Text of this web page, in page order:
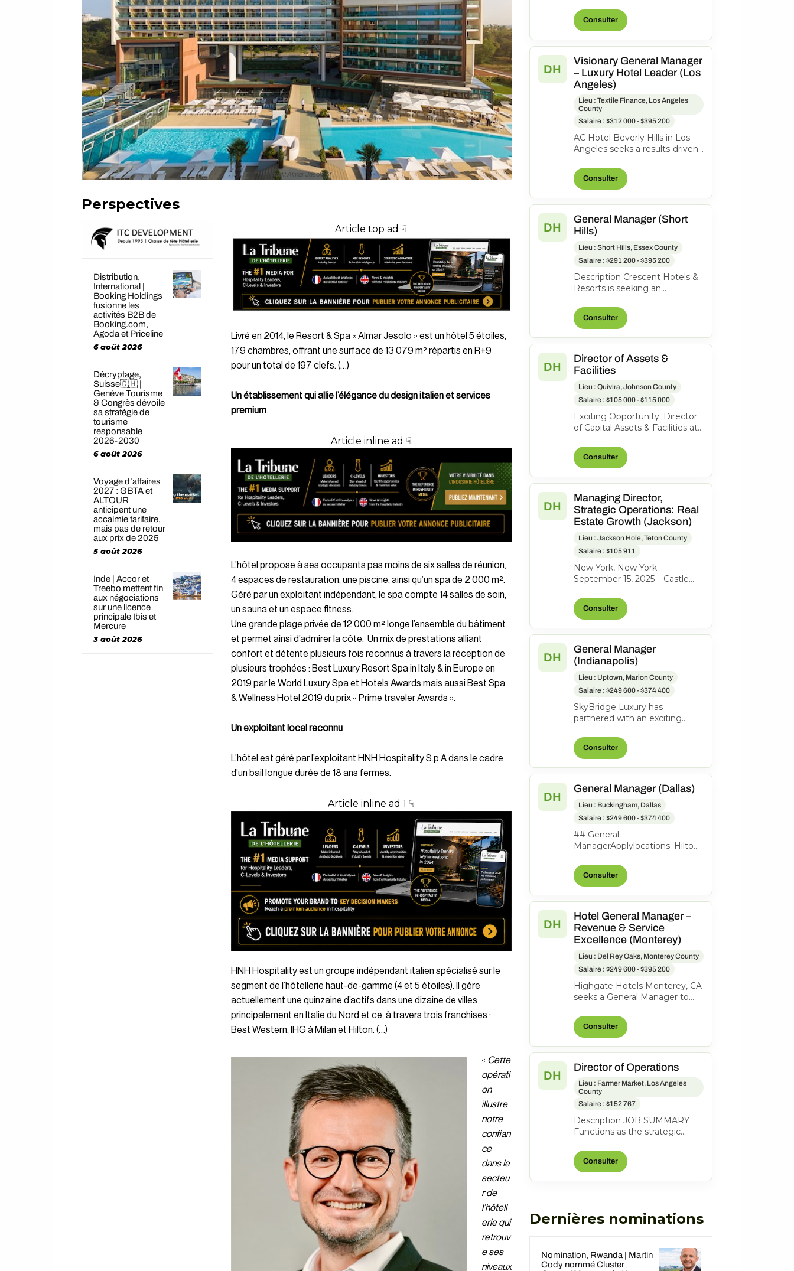
@ credit Almar Jesolo 5*
Perspectives
Distribution,
International |
Booking Holdings
fusionne les
activités B2B de
Booking.com,
Agoda et Priceline
6 août 2026
Décryptage,
Suisse🇨🇭 |
Genève Tourisme
& Congrès dévoile
sa stratégie de
tourisme
responsable
2026-2030
6 août 2026
Voyage d’affaires
2027 : GBTA et
ALTOUR
anticipent une
accalmie tarifaire,
mais pas de retour
aux prix de 2025
5 août 2026
Inde | Accor et
Treebo mettent fin
aux négociations
sur une licence
principale Ibis et
Mercure
3 août 2026
Article top ad ☟
Livré en 2014, le Resort & Spa « Almar Jesolo » est un hôtel 5 étoiles,
179 chambres, offrant une surface de 13 079 m² répartis en R+9
pour un total de 197 clefs. (…)
Un établissement qui allie l’élégance du design italien et services
premium
Article inline ad ☟
L’hôtel propose à ses occupants pas moins de six salles de réunion,
4 espaces de restauration, une piscine, ainsi qu’un spa de 2 000 m².
Géré par un exploitant indépendant, le spa compte 14 salles de soin,
un sauna et un espace fitness.
Une grande plage privée de 12 000 m² longe l’ensemble du bâtiment
et permet ainsi d’admirer la côte. Un mix de prestations alliant
confort et détente plusieurs fois reconnus à travers la réception de
plusieurs trophées : Best Luxury Resort Spa in Italy & in Europe en
2019 par le World Luxury Spa et Hotels Awards mais aussi Best Spa
& Wellness Hotel 2019 du prix « Prime traveler Awards ».
Un exploitant local reconnu
L’hôtel est géré par l’exploitant HNH Hospitality S.p.A dans le cadre
d’un bail longue durée de 18 ans fermes.
Article inline ad 1 ☟
HNH Hospitality est un groupe indépendant italien spécialisé sur le
segment de l’hôtellerie haut-de-gamme (4 et 5 étoiles). Il gère
actuellement une quinzaine d’actifs dans une dizaine de villes
principalement en Italie du Nord et ce, à travers trois franchises :
Best Western, IHG à Milan et Hilton. (…)
« Cette
opérati
on
illustre
notre
confian
ce
dans le
secteu
r de
l’hôtell
erie qui
retrouv
e ses
niveaux
Product | Private Equity-
Backed Our client is a...
Consulter
DH
Visionary General Manager
– Luxury Hotel Leader (Los
Angeles)
Lieu : Textile Finance, Los Angeles
County
Salaire : $312 000 - $395 200
AC Hotel Beverly Hills in Los
Angeles seeks a results-driven
200-room lifestyle hotel and...
Consulter
DH
General Manager (Short
Hills)
Lieu : Short Hills, Essex County
Salaire : $291 200 - $395 200
Description Crescent Hotels &
Resorts is seeking an
to lead the Hilton Short Hills. At
Cr...Consulter
DH
Director of Assets &
Facilities
Lieu : Quivira, Johnson County
Salaire : $105 000 - $115 000
Exciting Opportunity: Director
of Capital Assets & Facilities at
Consulting, Inc. About the
role...Consulter
DH
Managing Director,
Strategic Operations: Real
Estate Growth (Jackson)
Lieu : Jackson Hole, Teton County
Salaire : $105 911
New York, New York –
September 15, 2025 – Castle
or “CPH”), the investment firm
behind...
Consulter
DH
General Manager
(Indianapolis)
Lieu : Uptown, Marion County
Salaire : $249 600 - $374 400
SkyBridge Luxury has
partnered with an exciting
exceptional General Manager
to lead th...
Consulter
DH
General Manager (Dallas)
Lieu : Buckingham, Dallas
Salaire : $249 600 - $374 400
## General
ManagerApplylocations: Hilton
Downtowntime type: Full
timeposted on: Posted
Consulter
DH
Hotel General Manager –
Revenue & Service
Excellence (Monterey)
Lieu : Del Rey Oaks, Monterey County
Salaire : $249 600 - $395 200
Highgate Hotels Monterey, CA
seeks a General Manager to
profitability through revenue
grow...
Consulter
DH
Director of Operations
Lieu : Farmer Market, Los Angeles
County
Salaire : $152 767
Description JOB SUMMARY
Functions as the strategic
property's Hotel Operations.
Areas of respo...
Consulter
Dernières nominations
Nomination, Rwanda | Martin
Cody nommé Cluster